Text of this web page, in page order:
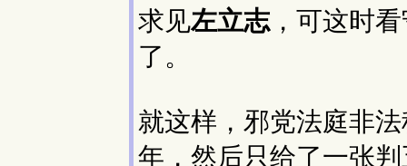
求见左立志 ，可这时
了。
就这样，邪党法庭非
年，然后只给了一张